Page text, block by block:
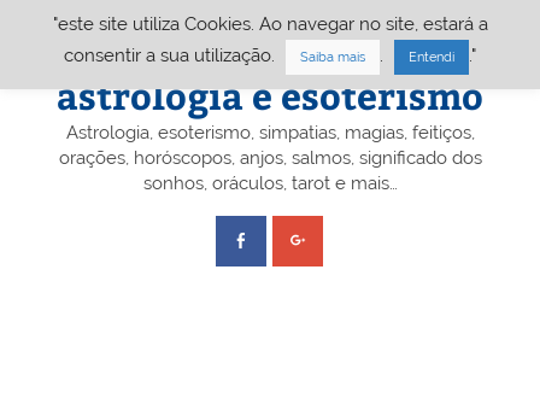
Portal A&E – Portal
astrologia e esoterismo
Astrologia, esoterismo, simpatias, magias, feitiços,
orações, horóscopos, anjos, salmos, significado dos
sonhos, oráculos, tarot e mais…
"este site utiliza Cookies. Ao navegar no site, estará a
consentir a sua utilização.
Saiba mais Entendi ."